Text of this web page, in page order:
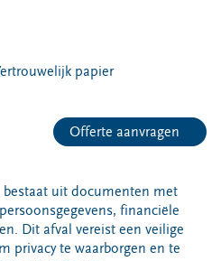
papier
Offerte aanvragen
uit documenten met
financiële
Dit afval vereist een veilige
privacy te waarborgen en te